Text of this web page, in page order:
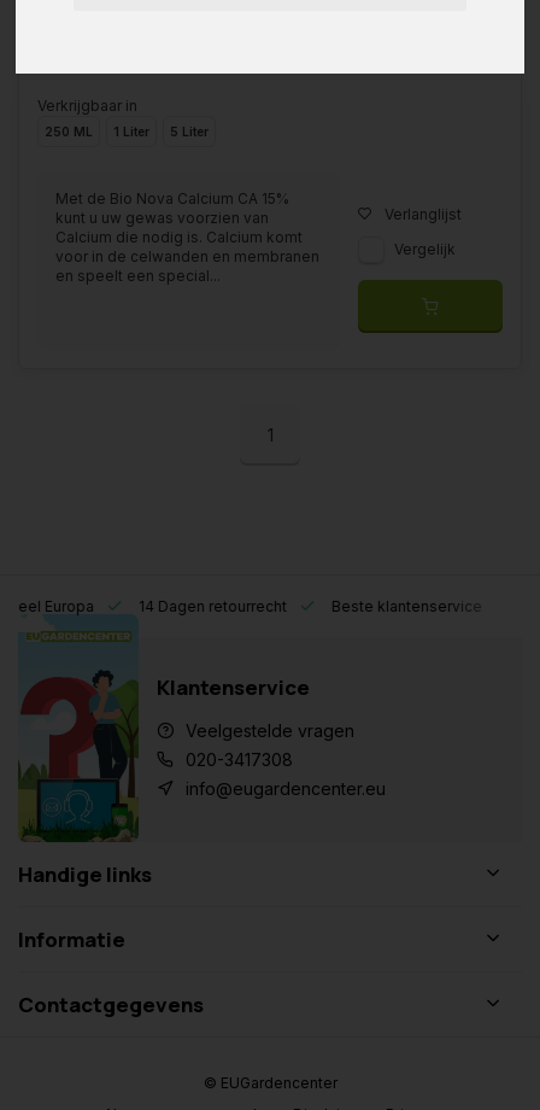
Verkrijgbaar in
250 ML 1 Liter 5 Liter
Met de Bio Nova Calcium CA 15%
kunt u uw gewas voorzien van
Calcium die nodig is. Calcium komt
voor in de celwanden en membranen
en speelt een special...
Verlanglijst
Vergelijk
1
Europa 14 Dagen retourrecht Beste klantenservice
Klantenservice
Veelgestelde vragen
020-3417308
info@eugardencenter.eu
Handige links
Informatie
Contactgegevens
© EUGardencenter